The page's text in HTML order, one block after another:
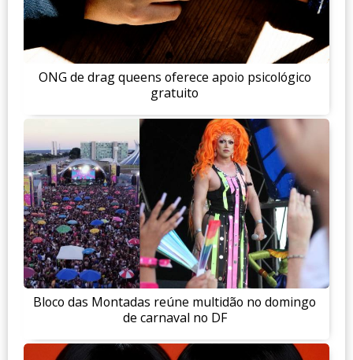
ONG de drag queens oferece apoio psicológico
gratuito
Bloco das Montadas reúne multidão no domingo
de carnaval no DF